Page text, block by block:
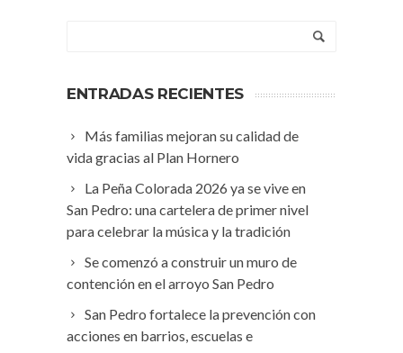
ENTRADAS RECIENTES
Más familias mejoran su calidad de
vida gracias al Plan Hornero
La Peña Colorada 2026 ya se vive en
San Pedro: una cartelera de primer nivel
para celebrar la música y la tradición
Se comenzó a construir un muro de
contención en el arroyo San Pedro
San Pedro fortalece la prevención con
acciones en barrios, escuelas e